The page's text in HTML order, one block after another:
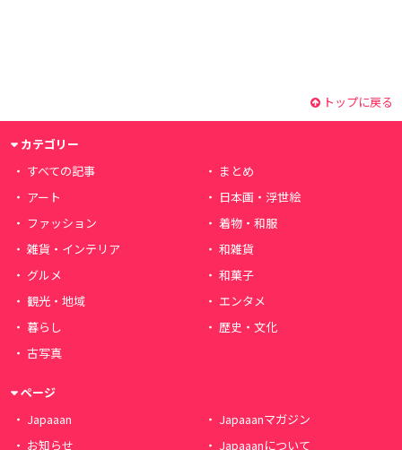
トップに戻る
カテゴリー
すべての記事
まとめ
アート
日本画・浮世絵
ファッション
着物・和服
雑貨・インテリア
和雑貨
グルメ
和菓子
観光・地域
エンタメ
暮らし
歴史・文化
古写真
ページ
Japaaan
Japaaanマガジン
お知らせ
Japaaanについて